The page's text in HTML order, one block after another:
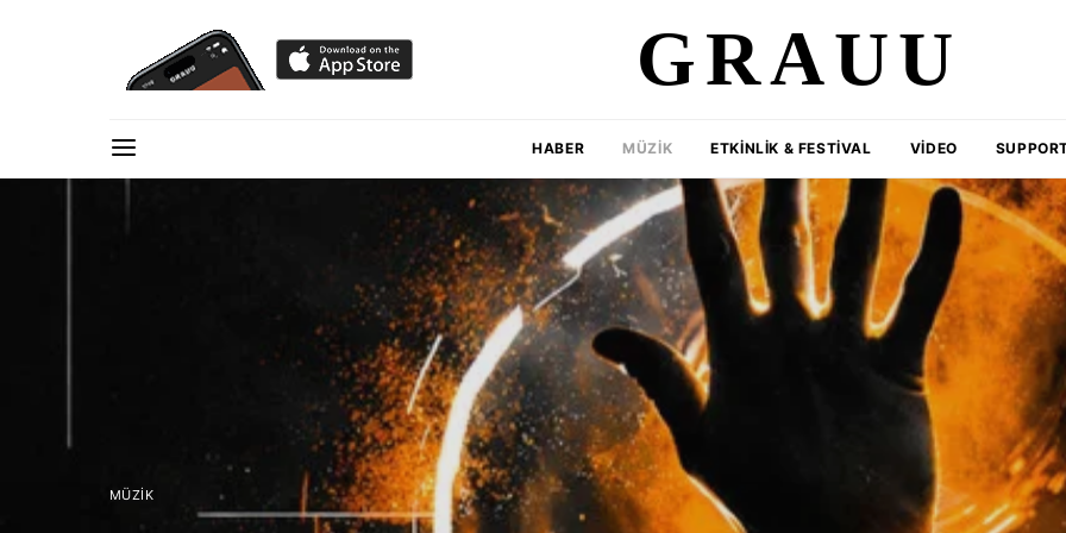
GRAUU
HABER MÜZIK ETKINLIK & FESTIVAL VIDEO
MÜZIK